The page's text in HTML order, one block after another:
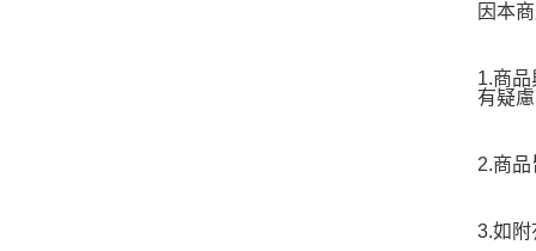
因本
1.商
有疑
2.商
3.如附